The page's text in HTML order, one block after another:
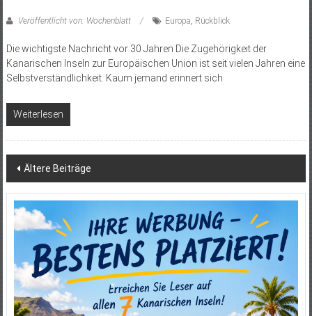
Veröffentlicht von: Wochenblatt Europa Rückblick
Die wichtigste Nachricht vor 30 Jahren Die Zugehörigkeit der
Kanarischen Inseln zur Europäischen Union ist seit vielen Jahren eine
Selbstverständlichkeit. Kaum jemand erinnert sich
Weiterlesen
Beitragsnavigation
Ältere Beiträge